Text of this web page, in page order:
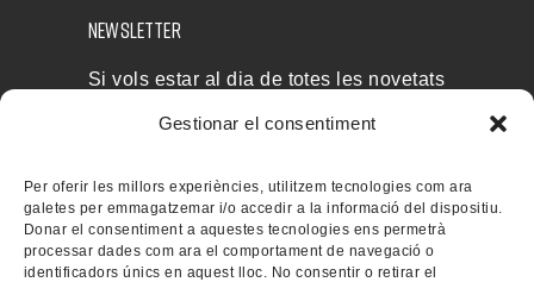
Gestionar el consentiment
Per oferir les millors experiències, utilitzem tecnologies com ara
galetes per emmagatzemar i/o accedir a la informació del dispositiu.
Donar el consentiment a aquestes tecnologies ens permetrà
processar dades com ara el comportament de navegació o
identificadors únics en aquest lloc. No consentir o retirar el
NEWSLETTER
Si vols estar al dia de totes les novetats
i rebre les nostres ofertes, subscriu-te a